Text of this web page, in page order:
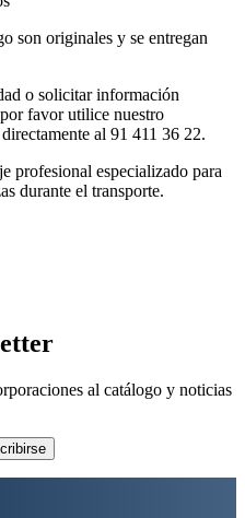
son originales y se entregan
o solicitar información
favor utilice nuestro
al 91 411 36 22.
profesional especializado para
durante el transporte.
al catálogo y noticias